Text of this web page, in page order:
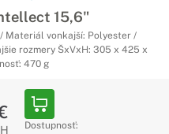
15,6"
/ Materiál vonkajší: Polyester /
rozmery ŠxVxH: 305 x 425 x
470 g
Dostupnosť: